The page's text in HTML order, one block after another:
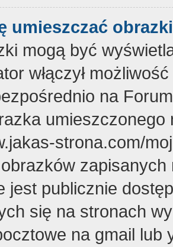
umieszczać
mogą być
włączył
na
strona.com/
jest publicznie
się na stronach
na gmail lub